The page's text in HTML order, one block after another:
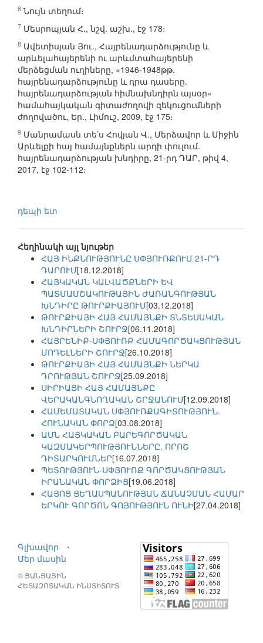
6 Նույն տեղում։
7 Մեսրոպյան Հ., նշվ. աշխ., էջ 178։
8 Ավետիսյան Յու., Հայրենադարձությունը և
արևելահայերենի ու արևմտահայերենի
մերձեցման ուղիները, «1946-1948թթ.
հայրենադարձությունը և դրա դասերը.
հայրենադարձության հիմնախնդիրն այսօր»
համահայկական գիտաժողովի զեկուցումների
ժողովածու, Եր., Լիմուշ, 2009, էջ 175։
9 Մանրամասն տե՛ս Հովյան Վ., Մերձավոր և Միջին
Արևելքի հայ համայնքներն արդի փուլում.
հայրենադարձության խնդիրը, 21-րդ ԴԱՐ, թիվ 4,
2017, էջ 102-112։
դեպի ետ
Հեղինակի այլ նյութեր
ՀԱՅ ԻՆՔՆՈՒԹՅՈՒՆԸ ՍՓՅՈՒՌՔՈՒՄ 21-ՐԴ
ԴԱՐՈՒՄ[18.12.2018]
ՀԱՅԿԱԿԱՆ ԿԱԼՎԱԾՔՆԵՐԻ ԵՎ
ՊԱՏՄԱՄՇԱԿՈՒԹԱՅԻՆ ԺԱՌԱՆԳՈՒԹՅԱՆ
ԽՆԴԻՐԸ ԹՈՒՐՔԻԱՅՈՒՄ[03.12.2018]
ԹՈՒՐՔԻԱՅԻ ՀԱՅ ՀԱՄԱՅՆՔԻ ՏՆՏԵՍԱԿԱՆ
ԽՆԴԻՐՆԵՐԻ ՇՈՒՐՋ[06.11.2018]
ՀԱՅՐԵՆԻՔ-ՍՓՅՈՒՌՔ ՀԱՄԱԳՈՐԾԱԿՑՈՒԹՅԱՆ
ՄՈԴԵԼՆԵՐԻ ՇՈՒՐՋ[26.10.2018]
ԹՈՒՐՔԻԱՅԻ ՀԱՅ ՀԱՄԱՅՆՔԻ ՆԵՐԿԱ
ԴՐՈՒԹՅԱՆ ՇՈՒՐՋ[25.09.2018]
ՍԻՐԻԱՅԻ ՀԱՅ ՀԱՄԱՅՆՔԸ
ՎԵՐԱԿԱՆԳՆՈՂԱԿԱՆ ՇՐՋԱՆՈՒՄ[12.09.2018]
ՀԱՄԵՄԱՏԱԿԱՆ ՍՓՅՈՒՌՔԱԳԻՏՈՒԹՅՈՒՆ.
ՀՈՒՆԱԿԱՆ ՓՈՐՁ[03.08.2018]
ԱՄՆ ՀԱՅԿԱԿԱՆ ԲԱՐԵԳՈՐԾԱԿԱՆ
ԿԱԶՄԱԿԵՐՊՈՒԹՅՈՒՆՆԵՐԸ. ՈՐՈՇ
ԴԻՏԱՐԿՈՒՄՆԵՐ[16.07.2018]
ՊԵՏՈՒԹՅՈՒՆ-ՍՓՅՈՒՌՔ ԳՈՐԾԱԿՑՈՒԹՅԱՆ
ԻՐԱՆԱԿԱՆ ՓՈՐՁԻՑ[19.06.2018]
ՀԱՅՈՑ ՑԵՂԱՍՊԱՆՈՒԹՅԱՆ ՃԱՆԱՉՄԱՆ ՀԱՄԱՐ
ԵՐԿՈՒ ԳՈՐԾՈՆ ԳՈՅՈՒԹՅՈՒՆ ՈՒՆԻ[27.04.2018]
Գլխավոր
⋅
Մեր մասին
© ՑԱՆՑԱՅԻՆ
ՀԵՏԱԶՈՏԱԿԱՆ ԻՆՍՏԻՏՈՒՏ